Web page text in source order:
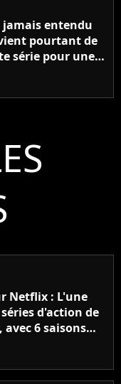
jamais entendu
pourtant de
série pour une
Netflix : L'une
d'action de
6 saisons